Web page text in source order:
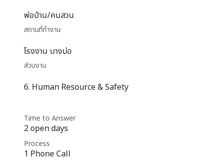
พ่อบ้าน/คนสวน
สถานที่ทำงาน
โรงงาน บางบ่อ
ส่วนงาน
6. Human Resource & Safety
Time to Answer
2 open days
Process
1 Phone Call